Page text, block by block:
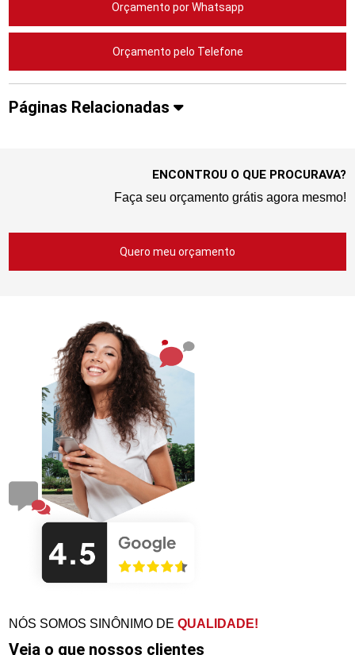
Orçamento por Whatsapp
Orçamento pelo Telefone
Páginas Relacionadas
ENCONTROU O QUE PROCURAVA?
Faça seu orçamento grátis agora mesmo!
Quero meu orçamento
NÓS SOMOS SINÔNIMO DEQUALIDADE!
Veja o que nossos clientes